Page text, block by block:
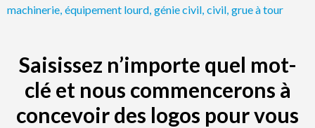
machinerie équipement lourd génie civil civil grue à tour
Saisissez n’importe quel mot-
clé et nous commencerons à
concevoir des logos pour vous